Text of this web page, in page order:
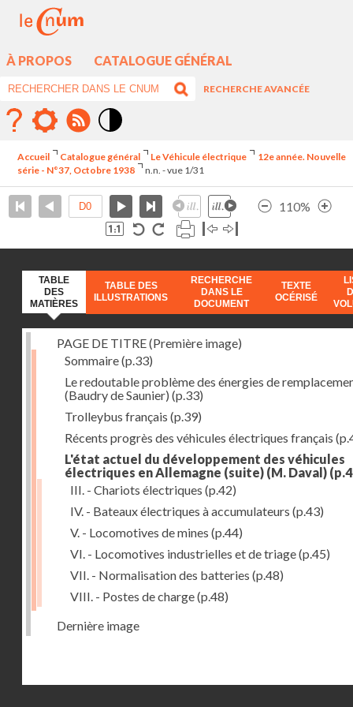
À PROPOS CATALOGUE GÉNÉRAL
RECHERCHE AVANCÉE
élévé
Accueil Catalogue général Le Véhicule électrique
12e année. Nouvelle
série - N°37, Octobre 1938
n.n. - vue 1/31
110%
TABLE
DES
MATIÈRES
TABLE DES
ILLUSTRATIONS
RECHERCHE
DANS LE
DOCUMENT
TEXTE
OCÉRISÉ
PAGE DE TITRE (Première image)
Sommaire(p.33)
Le redoutable problème des énergies de
(Baudry de Saunier) (p.33)
Trolleybus français (p.39)
Récents progrès des véhicules électriques français
L'état actuel du développement des véhicules
électriques en Allemagne (suite) (M. Daval)
III. - Chariots électriques (p.42)
IV. - Bateaux électriques à accumulateurs (p.43)
V. - Locomotives de mines (p.44)
VI. - Locomotives industrielles et de triage(p.45)
VII. - Normalisation des batteries (p.48)
VIII. - Postes de charge(p.48)
Dernière image